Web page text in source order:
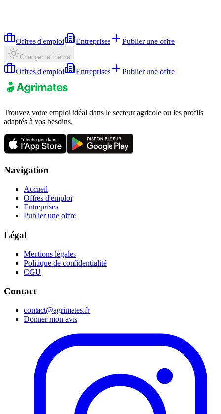
Offres d'emploi Entreprises Publier une offre
Changer le thème
Offres d'emploi Entreprises Publier une offre
Trouvez votre emploi idéal dans le secteur agricole ou les profils
adaptés à vos besoins.
Navigation
Accueil
Offres d'emploi
Entreprises
Publier une offre
Légal
Mentions légales
Politique de confidentialité
CGU
Contact
contact@agrimates.fr
Donner mon avis